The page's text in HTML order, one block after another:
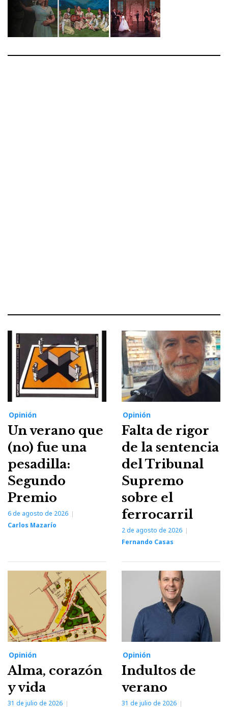
Opinión
Un verano que
(no) fue una
pesadilla:
Segundo
Premio
6 de agosto de 2026
Carlos Mazarío
Opinión
Falta de rigor
de la sentencia
del Tribunal
Supremo
sobre el
ferrocarril
2 de agosto de 2026
Fernando Casas
Opinión
Alma, corazón
y vida
31 de julio de 2026
Opinión
Indultos de
verano
31 de julio de 2026